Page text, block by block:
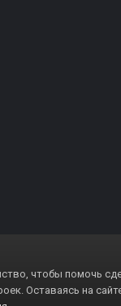
чтобы помочь
Оставаясь на